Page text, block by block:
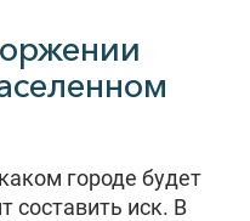
городе будет
составить иск. В